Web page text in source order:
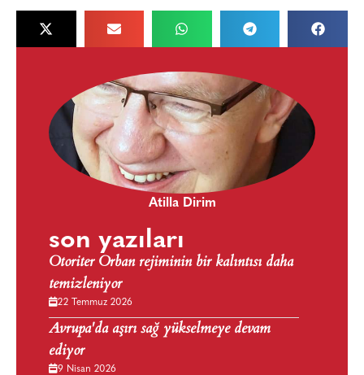
Atilla Dirim
son yazıları
Otoriter Orban rejiminin bir kalıntısı daha
temizleniyor
22 Temmuz 2026
Avrupa'da aşırı sağ yükselmeye devam
ediyor
9 Nisan 2026